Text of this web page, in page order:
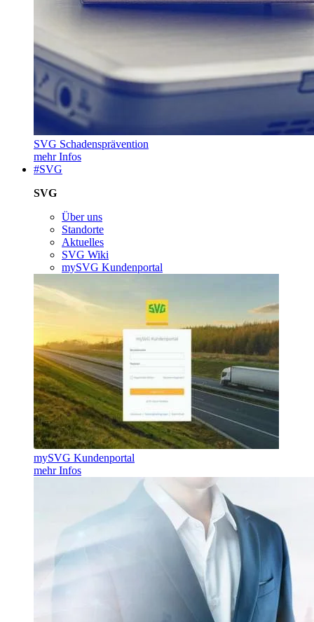
SVG Schadensprävention
mehr Infos
#SVG
SVG
Über uns
Standorte
Aktuelles
SVG Wiki
mySVG Kundenportal
mySVG Kundenportal
mehr Infos